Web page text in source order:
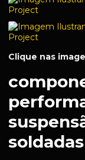
Clique nas